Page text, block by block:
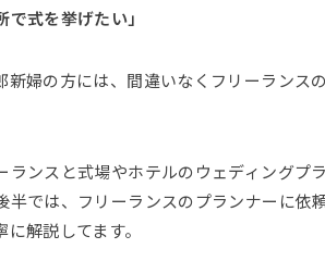
で式を挙げたい」
新婦の方には、間違いなくフリーランス
ランスと式場やホテルのウェディングプ
半では、フリーランスのプランナーに依
解説してます。